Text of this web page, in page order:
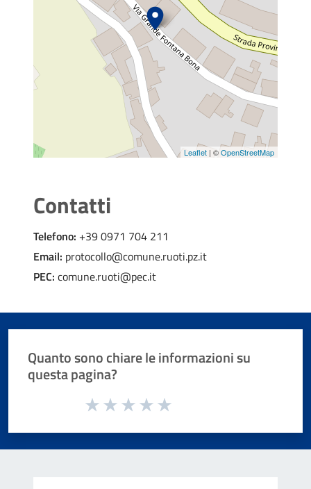
Leaflet | ©OpenStreetMap
Contatti
Telefono: +39 0971 704 211
Email: protocollo@comune.ruoti.pz.it
PEC: comune.ruoti@pec.it
Quanto sono chiare le informazioni su
questa pagina?
Valuta da 1 a 5 stelle la pagina